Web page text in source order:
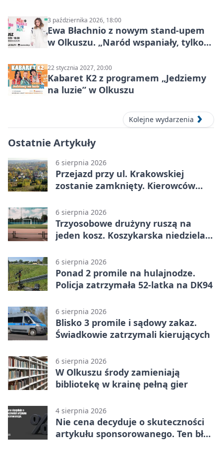
3 października 2026, 18:00
Ewa Błachnio z nowym stand-upem
w Olkuszu. „Naród wspaniały, tylko
22 stycznia 2027, 20:00
Kabaret K2 z programem „Jedziemy
na luzie” w Olkuszu
Kolejne wydarzenia
Ostatnie Artykuły
6 sierpnia 2026
Przejazd przy ul. Krakowskiej
zostanie zamknięty. Kierowców
6 sierpnia 2026
Trzyosobowe drużyny ruszą na
jeden kosz. Koszykarska niedziela
6 sierpnia 2026
Ponad 2 promile na hulajnodze.
Policja zatrzymała 52-latka na DK94
6 sierpnia 2026
Blisko 3 promile i sądowy zakaz.
Świadkowie zatrzymali kierujących
6 sierpnia 2026
W Olkuszu środy zamieniają
bibliotekę w krainę pełną gier
4 sierpnia 2026
Nie cena decyduje o skuteczności
artykułu sponsorowanego. Ten błąd